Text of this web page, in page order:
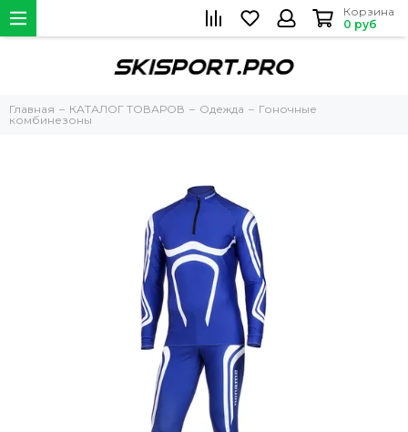
Корзина
0 руб
Главная КАТАЛОГ ТОВАРОВ Одежда
Гоночные
комбинезоны